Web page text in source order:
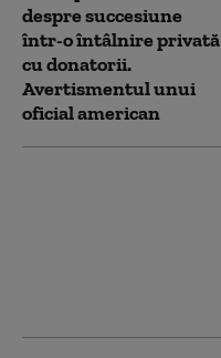
despre succesiune
într-o întâlnire privată
cu donatorii.
Avertismentul unui
oficial american